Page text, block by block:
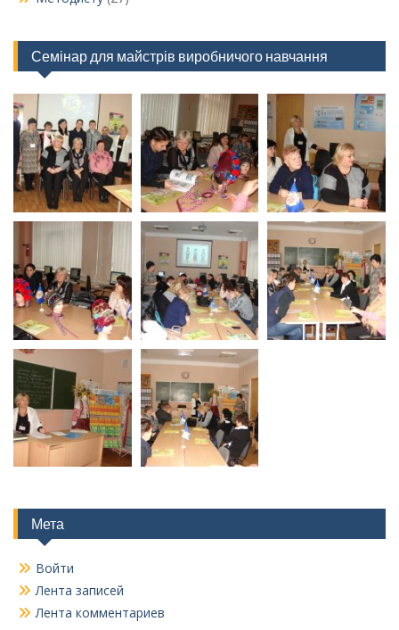
Семінар для майстрів виробничого навчання
Мета
Войти
Лента записей
Лента комментариев